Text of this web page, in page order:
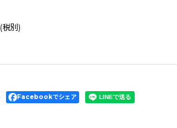
(税別)
Facebookでシェア